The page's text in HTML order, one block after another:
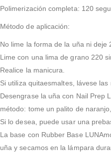
Polimerización completa: 120
Método de aplicación:
No lime la forma de la uña ni deje
Lime con una lima de grano 220
Realice la manicura.
Si utiliza quitaesmaltes, lávese
Desengrase la uña con Nail Prep
método: tome un palito de
Si lo desea, puede usar una
La base con Rubber Base
uña y secamos en la lámpara